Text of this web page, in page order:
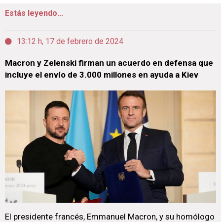
Estás leyendo...
13:12 h, 17 de febrero de 2024
Macron y Zelenski firman un acuerdo en defensa que
incluye el envío de 3.000 millones en ayuda a Kiev
El presidente francés, Emmanuel Macron, y su homólogo